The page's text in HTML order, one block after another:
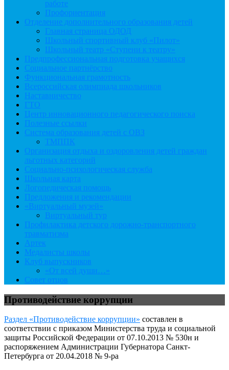
работе
Профориентация
Отделение дополнительного образования детей
Главная страница ОДОД
Школьный спортивный клуб «Пилот»
Школьный театр «Ступени к театру»
Предпрофессиональная подготовка учащихся
Социальное партнёрство
Функциональная грамотность
Всероссийская олимпиада школьников
Наставничество
ГТО
Центр инновационного педагогического поиска
Полезные ссылки
Система образования детей с ОВЗ
ТМППК
Организация отдыха и оздоровления детей граждан
льготных категорий
Социально-психологическая служба
Школьная карта
Логопедическая помощь
Предложения и рекомендации
«Виртуальный музей»
Виртуальный тур
Профилактика детского дорожно-транспортного
травматизма
Артек
Медалисты школы
Клуб выпускников
«От всей души…»
Совет отцов
Противодействие коррупции
Раздел «Противодействие коррупции» составлен в
соответствии с приказом Министерства труда и социальной
защиты Российской Федерации от 07.10.2013 № 530н и
распоряжением Администрации Губернатора Санкт-
Петербурга от 20.04.2018 № 9-ра